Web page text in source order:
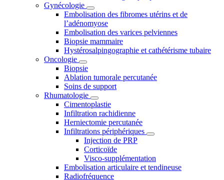
Gynécologie
Embolisation des fibromes utérins et de
l’adénomyose
Embolisation des varices pelviennes
Biopsie mammaire
Hystérosalpingographie et cathétérisme tubaire
Oncologie
Biopsie
Ablation tumorale percutanée
Soins de support
Rhumatologie
Cimentoplastie
Infiltration rachidienne
Herniectomie percutanée
Infiltrations périphériques
Injection de PRP
Corticoïde
Visco-supplémentation
Embolisation articulaire et tendineuse
Radiofréquence